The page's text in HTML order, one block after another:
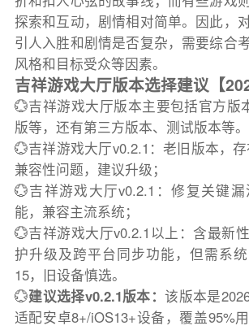
探索和互动，剧情相对简单。因此，
引人入胜和剧情是否复杂，需要综合
风格和目标受众等因素。
吉祥游戏大厅版本选择建议【
💮吉祥游戏大厅版本主要包括官方版
版等，还有第三方版本、测试版本等。
💮吉祥游戏大厅v0.2.1：老旧版本，
兼容性问题，建议升级；
💮吉祥游戏大厅v0.2.1：修复关键
能，兼容主流系统；
💮吉祥游戏大厅v0.2.1以上：含最新
护升级及跨平台同步功能，但需系
15，旧设备慎选。
💮建议选择v0.2.1版本：该版本是
适配安卓8+/iOS13+设备，覆盖95%